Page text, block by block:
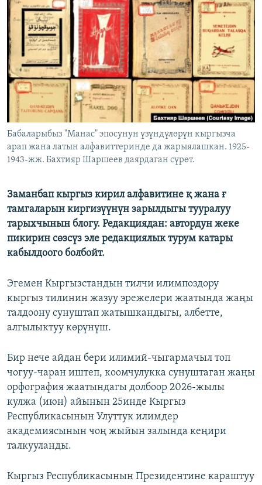
ЭЖЕ-СИҢДИЛЕР
АЗАТТЫК+
ЫҢГАЙСЫЗ СУРООЛОР
ОНЛАЙН ШЕРИНЕ
ЭЕ/АРнун бардык сайттары
Бабаларыбыз "Манас" эпосунун үзүндүлөрүн кыргызча
арап жана латын алфавиттеринде да жарыялашкан. 1925-
1943-жж. Бахтияр Шаршеев даярдаган сүрөт.
Заманбап кыргыз кирил алфавитине қ жана ғ
тамгаларын киргизүүнүн зарылдыгы тууралуу
тарыхчынын блогу. Редакциядан: автордун жеке
пикирин сөзсүз эле редакциялык турум катары
кабылдоого болбойт.
Эгемен Кыргызстандын тилчи илимпоздору
кыргыз тилинин жазуу эрежелери жаатында жаңы
талдоону сунуштап жатышкандыгы, албетте,
алгылыктуу көрүнүш.
Бир нече айдан бери илимий-чыгармачыл топ
чогуу-чаран иштеп, коомчулукка сунуштаган жаңы
орфография жаатындагы долбоор 2026-жылы
кулжа (июн) айынын 25инде Кыргыз
Республикасынын Улуттук илимдер
академиясынын чоң жыйын залында кеңири
талкууланды.
Кыргыз Республикасынын Президентине караштуу